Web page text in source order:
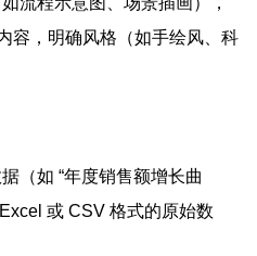
容，明确风格（如手绘风、科
（如 “年度销售额增长曲
或 CSV 格式的原始数